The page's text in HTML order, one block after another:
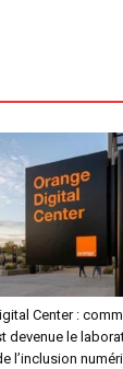
Center :
devenue le
l’inclusion